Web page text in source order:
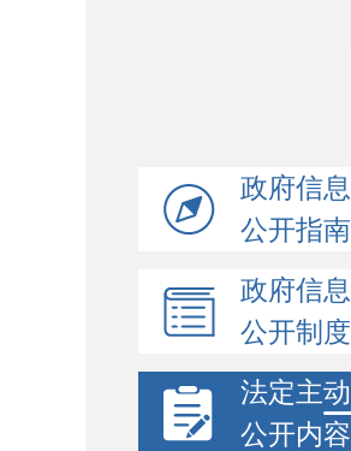
政府信息
公开指南
政府信息
公开制度
法定主动
公开内容